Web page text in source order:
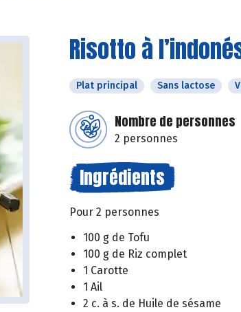
Risotto à
Plat principal Sans lactose
Nombre de personnes
2 personnes
Ingrédients
Pour 2 personnes
100 g de Tofu
100 g de Riz complet
1 Carotte
1 Ail
2 c. à s. de Huile de sésame